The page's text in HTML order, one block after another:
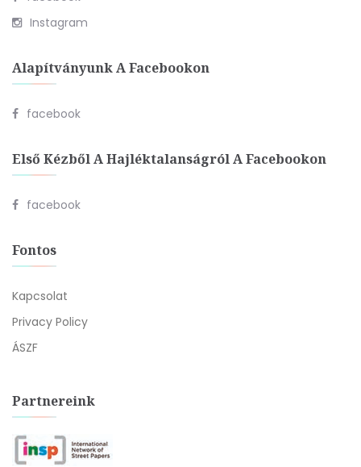
Instagram
Alapítványunk A Facebookon
facebook
Első Kézből A Hajléktalanságról A Facebookon
facebook
Fontos
Kapcsolat
Privacy Policy
ÁSZF
Partnereink